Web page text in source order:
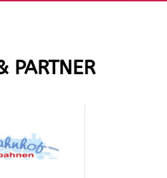
PARTNER